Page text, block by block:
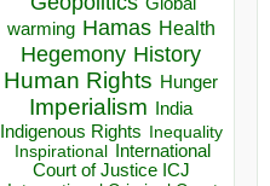
Global
warming Hamas Health
Hegemony History
Human Rights Hunger
Imperialism India
Indigenous Rights Inequality
Inspirational
International
Court of Justice ICJ